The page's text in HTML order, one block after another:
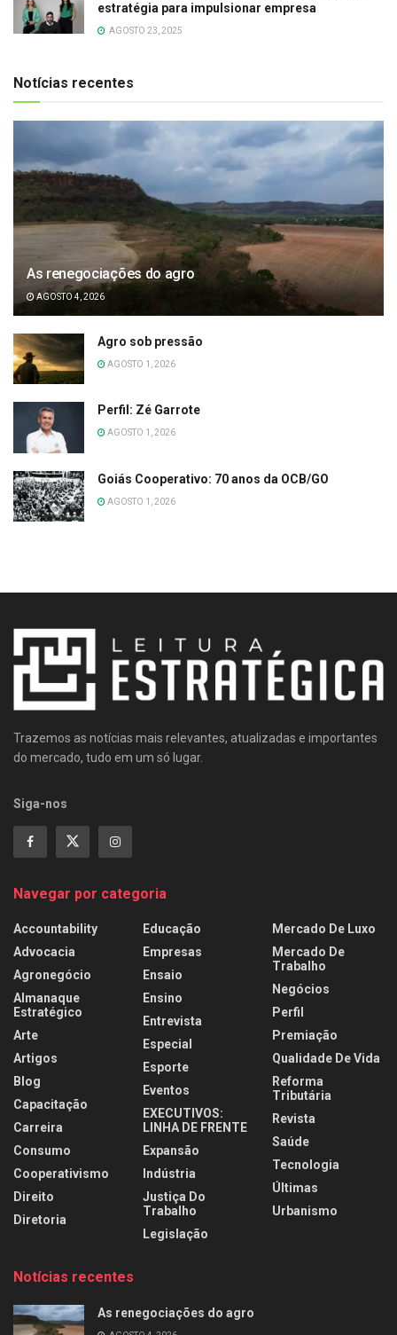
estratégia para impulsionar empresa
AGOSTO 23, 2025
Notícias recentes
As renegociações do agro
AGOSTO 4, 2026
Agro sob pressão
AGOSTO 1, 2026
Perfil: Zé Garrote
AGOSTO 1, 2026
Goiás Cooperativo: 70 anos da OCB/GO
AGOSTO 1, 2026
Trazemos as notícias mais relevantes, atualizadas e importantes
do mercado, tudo em um só lugar.
Siga-nos
Navegar por categoria
Accountability
Advocacia
Agronegócio
Almanaque
Estratégico
Arte
Artigos
Blog
Capacitação
Carreira
Consumo
Cooperativismo
Direito
Diretoria
Educação
Empresas
Ensaio
Ensino
Entrevista
Especial
Esporte
Eventos
EXECUTIVOS:
LINHA DE FRENTE
Expansão
Indústria
Justiça Do
Trabalho
Legislação
Mercado De Luxo
Mercado De
Trabalho
Negócios
Perfil
Premiação
Qualidade De Vida
Reforma
Tributária
Revista
Saúde
Tecnologia
Últimas
Urbanismo
Notícias recentes
As renegociações do agro